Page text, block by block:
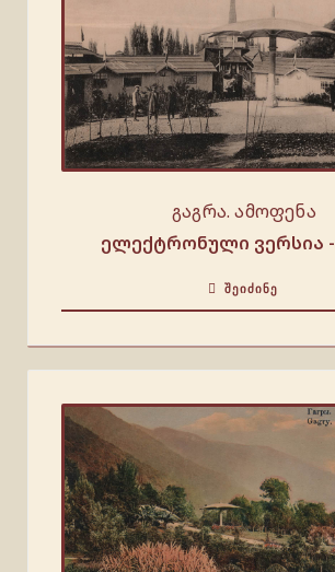
გაგრა. ამოფენა
ელექტრონული ვერსია -
ᲨᲔᲘᲫᲘᲜᲔ